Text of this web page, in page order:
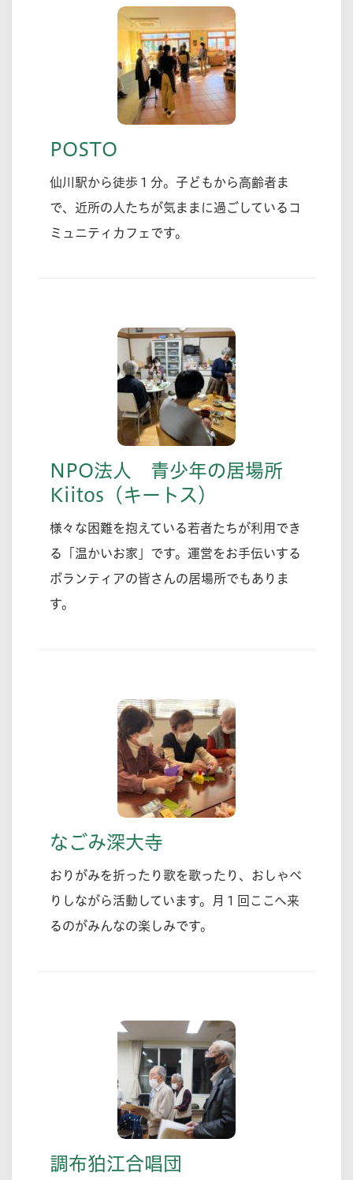
POSTO
仙川駅から徒歩１分。子どもから高齢者ま
で、近所の人たちが気ままに過ごしているコ
ミュニティカフェです。
NPO法人 青少年の居場所
Kiitos（キートス）
様々な困難を抱えている若者たちが利用でき
る「温かいお家」です。運営をお手伝いする
ボランティアの皆さんの居場所でもありま
す。
なごみ深大寺
おりがみを折ったり歌を歌ったり、おしゃべ
りしながら活動しています。月１回ここへ来
るのがみんなの楽しみです。
調布狛江合唱団